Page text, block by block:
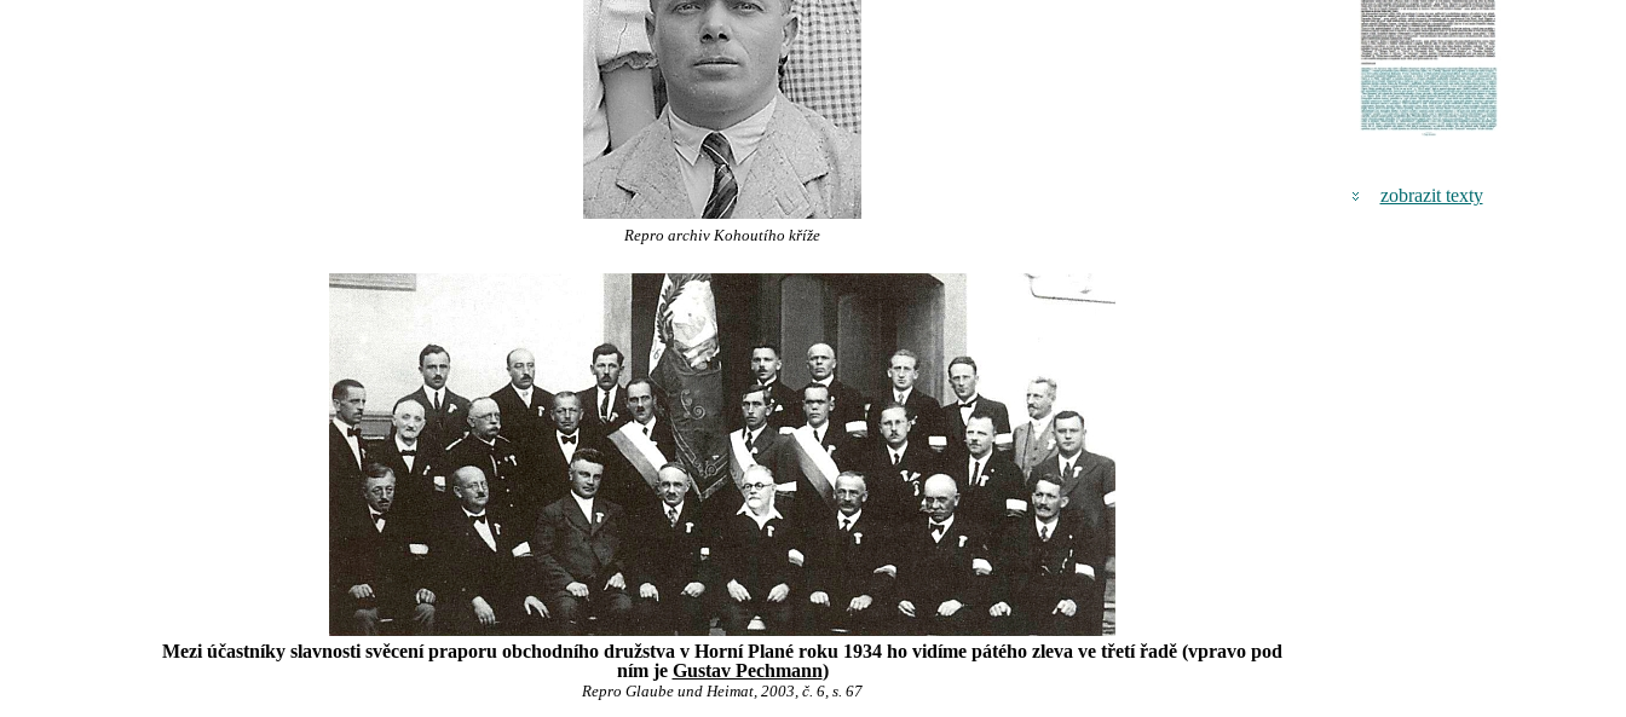
Repro archiv Kohoutího kříže
Mezi účastníky slavnosti svěcení praporu obchodního družstva v Horní Plané roku 1934 ho vidíme pátého zleva ve třetí řadě (vpravo pod
ním je Gustav Pechmann)
Repro Glaube und Heimat, 2003, č. 6, s. 67
zobrazit texty